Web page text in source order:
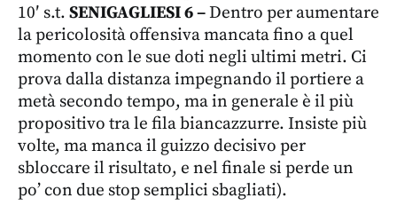
10′ s.t. SENIGAGLIESI 6 –Dentro per aumentare
la pericolosità offensiva mancata fino a quel
momento con le sue doti negli ultimi metri. Ci
prova dalla distanza impegnando il portiere a
metà secondo tempo, ma in generale è il più
propositivo tra le fila biancazzurre. Insiste più
volte, ma manca il guizzo decisivo per
sbloccare il risultato, e nel finale si perde un
po’ con due stop semplici sbagliati).